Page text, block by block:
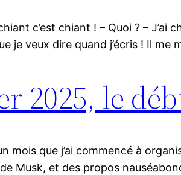
c’est chiant ! – Quoi ? –
je veux dire quand j’écris ! Il
2025, le
mois que j’ai commencé à
Musk, et des propos